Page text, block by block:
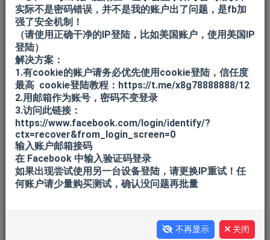
所有产品 FB新账户
FB老账户
FB北美 谷歌邮箱/YOUTUBE
微软邮箱
飞机API 1-30天 飞机API 180天+
TK满月千粉
实际不是密码错误，并不是我的账户出了问题，是fb加
强了安全机制！
（请使用正确干净的IP登陆，比如美国账户，使用美国IP
登陆）
解决方案：
1.有cookie的账户请务必优先使用cookie登陆，信任度
最高 cookie登陆教程：https://t.me/x8g78888888/12
2.用邮箱作为账号，密码不变登录
3.访问此链接：
https://www.facebook.com/login/identify/?
ctx=recover&from_login_screen=0
输入账户邮箱接码
在 Facebook 中输入验证码登录
如果出现尝试使用另一台设备登陆，请更换IP重试！任
何账户请少量购买测试，确认没问题再批量
不再显示 关闭